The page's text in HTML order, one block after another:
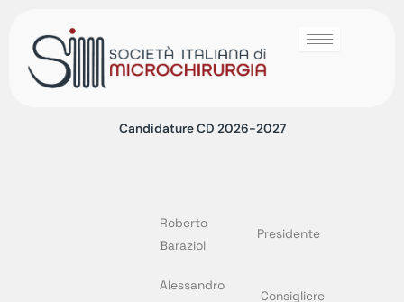
Candidature CD 2026-2027
Roberto
Baraziol
Presidente
Alessandro
Consigliere